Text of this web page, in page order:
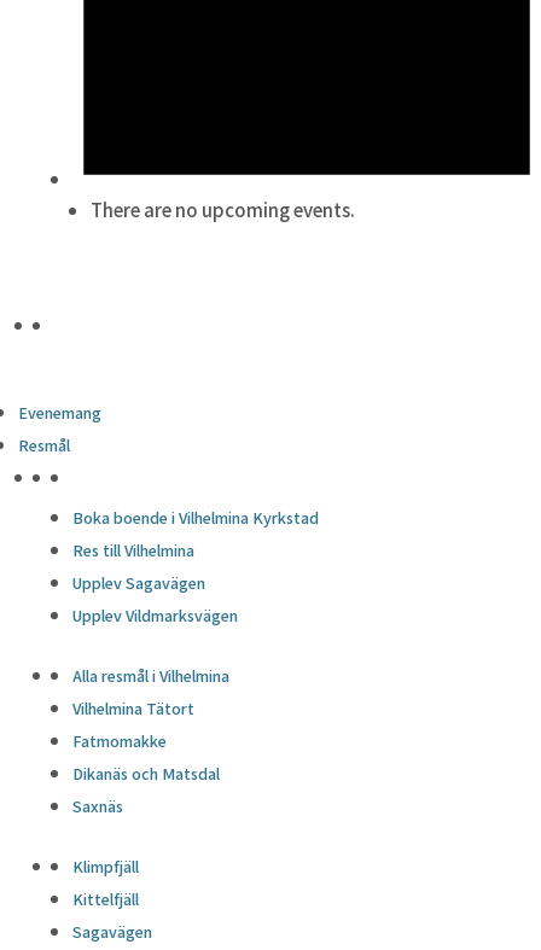
There are no upcoming events.
Evenemang
Resmål
Boka boende i Vilhelmina Kyrkstad
Res till Vilhelmina
Upplev Sagavägen
Upplev Vildmarksvägen
Alla resmål i Vilhelmina
Vilhelmina Tätort
Fatmomakke
Dikanäs och Matsdal
Saxnäs
Klimpfjäll
Kittelfjäll
Sagavägen